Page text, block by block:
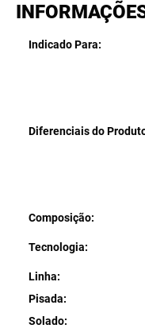
Indicado Para
Diferenciais do
Composição
Tecnologia
Linha
Pisada
Solado